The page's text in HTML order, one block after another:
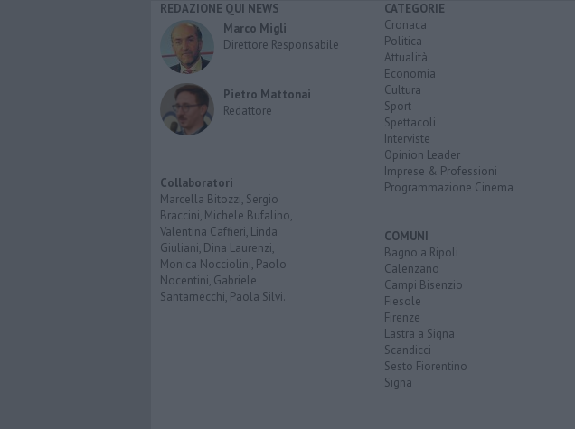
REDAZIONE QUI NEWS
Marco Migli
Direttore Responsabile
Pietro Mattonai
Redattore
Collaboratori
Marcella Bitozzi, Sergio
Braccini, Michele Bufalino,
Valentina Caffieri, Linda
Giuliani, Dina Laurenzi,
Monica Nocciolini, Paolo
Nocentini, Gabriele
Santarnecchi, Paola Silvi.
CATEGORIE
Cronaca
Politica
Attualità
Economia
Cultura
Sport
Spettacoli
Interviste
Opinion Leader
Imprese & Professioni
Programmazione Cinema
COMUNI
Bagno a Ripoli
Calenzano
Campi Bisenzio
Fiesole
Firenze
Lastra a Signa
Scandicci
Sesto Fiorentino
Signa